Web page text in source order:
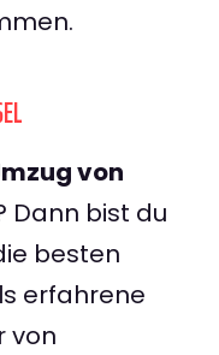
von
Dann bist du
besten
erfahrene
von